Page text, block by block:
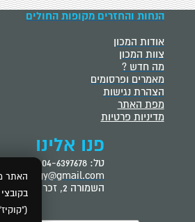
הנחות והחזרים מקופות החולים
אודות המכון
צוות המכון
מה חדש ?
מאמרים ופרסומים
הצהרת נגישות
מפת האתר
מדיניות פרטיות
פנו אלינו
טל: 04-6397678
השמורה 2, זכרון יעקב
האתר
בקובצי